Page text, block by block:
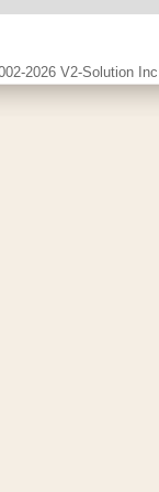
2026 V2-Solution